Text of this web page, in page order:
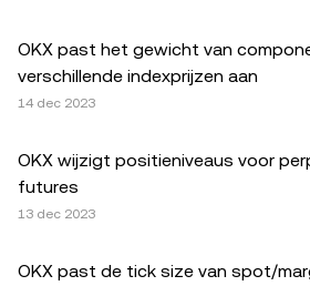
OKX past het gewicht van
verschillende indexprijzen aan
14 dec 2023
OKX wijzigt positieniveaus voor
futures
13 dec 2023
OKX past de tick size van spot/